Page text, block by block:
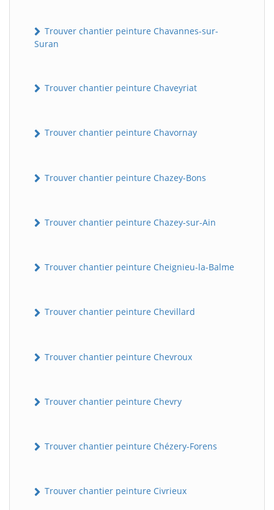
Trouver chantier peinture Chavannes-sur-
Suran
Trouver chantier peinture Chaveyriat
Trouver chantier peinture Chavornay
Trouver chantier peinture Chazey-Bons
Trouver chantier peinture Chazey-sur-Ain
Trouver chantier peinture Cheignieu-la-Balme
Trouver chantier peinture Chevillard
Trouver chantier peinture Chevroux
Trouver chantier peinture Chevry
Trouver chantier peinture Chézery-Forens
Trouver chantier peinture Civrieux